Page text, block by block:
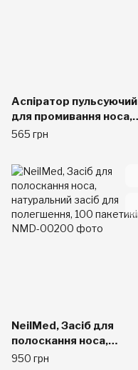
Аспіратор пульсуючий
для промивання носа,
30 пакетів, NeilMed
565 грн
NeilMed, Засіб для
полоскання носа,
натуральний засіб для
950 грн